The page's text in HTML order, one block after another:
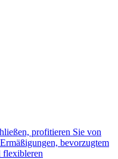
profitieren Sie von
bevorzugtem
flexibleren